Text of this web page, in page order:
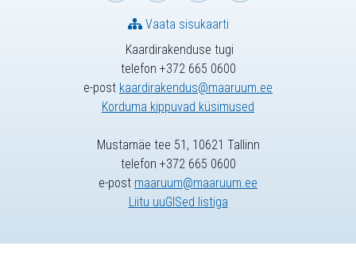
Kaardirakenduse tugi
telefon +372 665 0600
e-post kaardirakendus@maaruum.ee
Korduma kippuvad küsimused
Vaata sisukaarti
Mustamäe tee 51, 10621 Tallinn
telefon +372 665 0600
e-post maaruum@maaruum.ee
Liitu uuGISed listiga